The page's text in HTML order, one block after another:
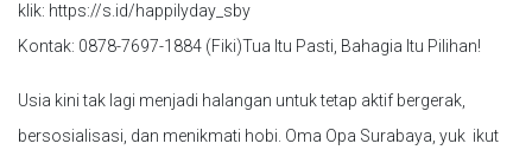
klik: https://s.id/happilyday_sby
Kontak: 0878-7697-1884 (Fiki)Tua Itu Pasti, Bahagia Itu Pilihan!
Usia kini tak lagi menjadi halangan untuk tetap aktif bergerak,
bersosialisasi, dan menikmati hobi. Oma Opa Surabaya, yuk ikut